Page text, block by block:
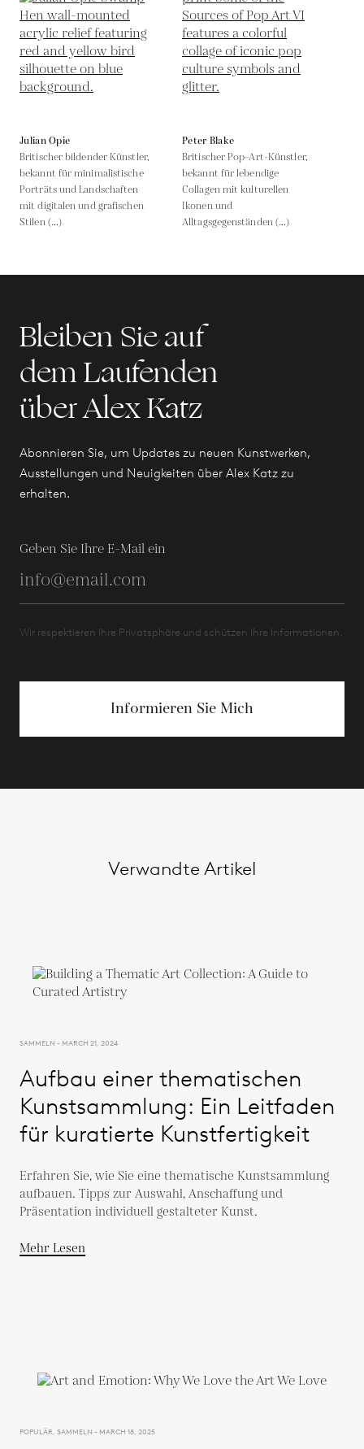
Julian Opie
Britischer bildender Künstler,
bekannt für minimalistische
Porträts und Landschaften
mit digitalen und grafischen
Stilen (...)
Peter Blake
Britischer Pop-Art-Künstler,
bekannt für lebendige
Collagen mit kulturellen
Ikonen und
Alltagsgegenständen (...)
Bleiben Sie auf
dem Laufenden
über Alex Katz
Abonnieren Sie, um Updates zu neuen Kunstwerken,
Ausstellungen und Neuigkeiten über Alex Katz zu
erhalten.
Geben Sie Ihre E-Mail ein
Wir respektieren Ihre Privatsphäre und schützen Ihre Informationen.
Informieren Sie Mich
Verwandte Artikel
SAMMELN - MARCH 21, 2024
Aufbau einer thematischen
Kunstsammlung: Ein Leitfaden
für kuratierte Kunstfertigkeit
Erfahren Sie, wie Sie eine thematische Kunstsammlung
aufbauen. Tipps zur Auswahl, Anschaffung und
Präsentation individuell gestalteter Kunst.
Mehr Lesen
POPULÄR, SAMMELN - MARCH 18, 2025